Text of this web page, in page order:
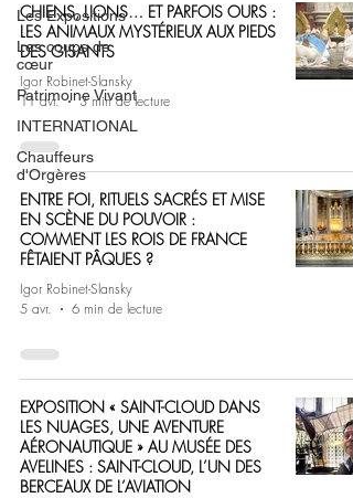
Les Expositions
Les coups de
cœur
Patrimoine Vivant
INTERNATIONAL
Chauffeurs
d'Orgères
CHIENS, LIONS… ET PARFOIS OURS :
LES ANIMAUX MYSTÉRIEUX AUX PIEDS
DES GISANTS
Igor Robinet-Slansky
11 avr.
3 min de lecture
ENTRE FOI, RITUELS SACRÉS ET MISE
EN SCÈNE DU POUVOIR :
COMMENT LES ROIS DE FRANCE
FÊTAIENT PÂQUES ?
Igor Robinet-Slansky
5 avr.
6 min de lecture
EXPOSITION « SAINT-CLOUD DANS
LES NUAGES, UNE AVENTURE
AÉRONAUTIQUE » AU MUSÉE DES
AVELINES : SAINT-CLOUD, L’UN DES
BERCEAUX DE L’AVIATION